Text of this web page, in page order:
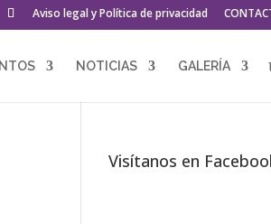
Aviso legal y Política de privacidad
NOTICIAS GALERÍA
Visítanos en